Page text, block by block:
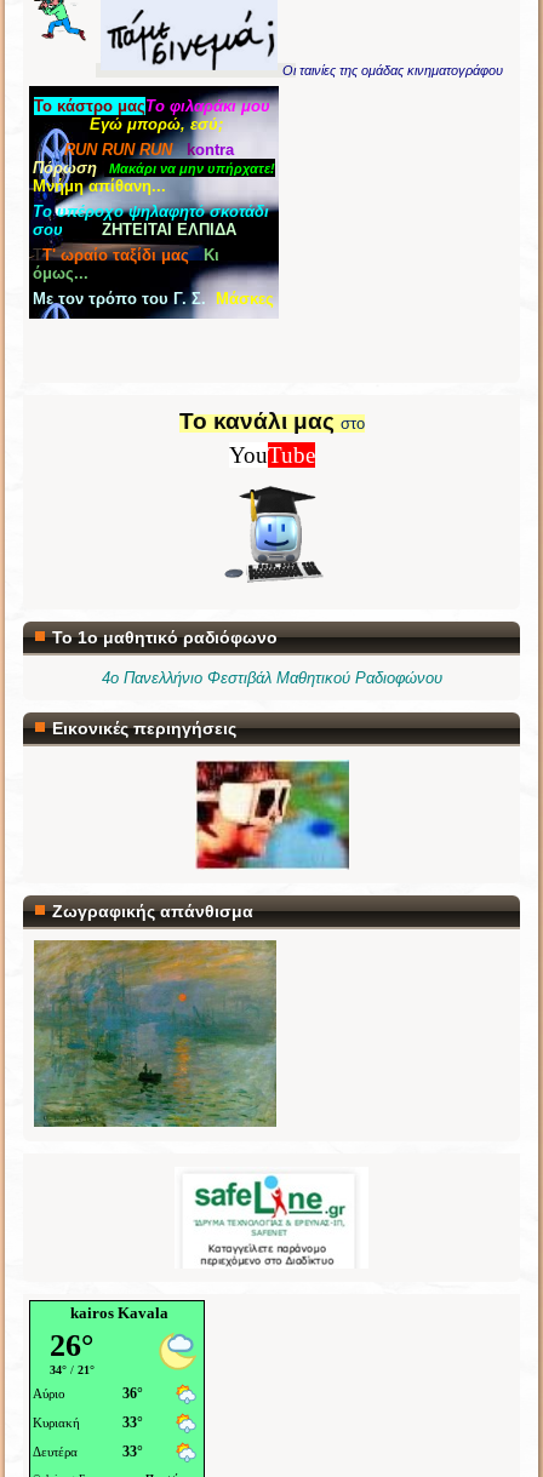
Οιταινίες της ομάδας κινηματογράφου
Το κάστρο μαςΤο φιλαράκι μου
Εγώ μπορώ, εσύ;
RUN RUN RUN
kontra
Πόρωση
Μακάρι να μην υπήρχατε!
Μνήμη απίθανη...
Το υπέροχο ψηλαφητό σκοτάδι
σου
ΖΗΤΕΙΤΑΙ ΕΛΠΙΔΑ
ΤΤ' ωραίο ταξίδι μας
Κι
όμως...
Με τον τρόπο του Γ. Σ.
Μάσκες
Τοκανάλιμαςστο
YouTube
Το 1ο μαθητικό ραδιόφωνο
4ο Πανελλήνιο Φεστιβάλ Μαθητικού Ραδιοφώνου
Εικονικές περιηγήσεις
Ζωγραφικής απάνθισμα
kairos Kavala